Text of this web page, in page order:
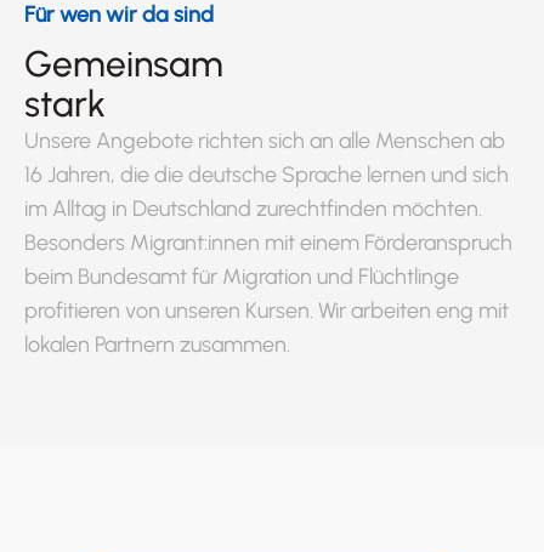
Für wen wir da sind
Gemeinsam
stark
Unsere Angebote richten sich an alle Menschen ab
16 Jahren, die die deutsche Sprache lernen und sich
im Alltag in Deutschland zurechtfinden möchten.
Besonders Migrant:innen mit einem Förderanspruch
beim Bundesamt für Migration und Flüchtlinge
profitieren von unseren Kursen. Wir arbeiten eng mit
lokalen Partnern zusammen.